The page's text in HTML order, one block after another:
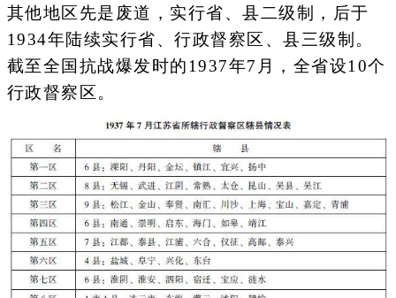
其他地区先是废道，实行省、县二级制，后于
1934年陆续实行省、行政督察区、县三级制。
截至全国抗战爆发时的1937年7月，全省设10个
行政督察区。